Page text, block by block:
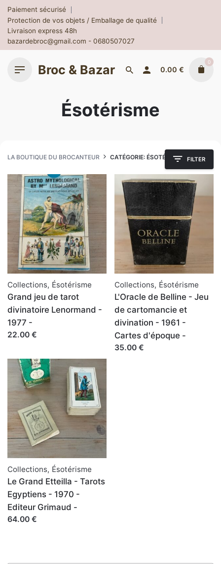
Skip
content
Paiement sécurisé
Protection de vos objets / Emballage de qualité
Livraison express 48h
bazardebroc@gmail.com - 0680507027
Broc & Bazar 0.00 €
0
Ésotérisme
LA BOUTIQUE DU BROCANTEUR CATÉGORIE: ÉSOTÉRISME FILTER
Collections, Ésotérisme
Grand jeu de tarot
divinatoire Lenormand -
1977 -
22.00 €
Collections, Ésotérisme
L'Oracle de Belline - Jeu
de cartomancie et
divination - 1961 -
Cartes d'époque -
35.00 €
Collections, Ésotérisme
Le Grand Etteilla - Tarots
Egyptiens - 1970 -
Editeur Grimaud -
64.00 €